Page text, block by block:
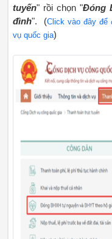
tuyến" rồi chọn "Đóng
đình". (Click vào đây để
vụ quốc gia)